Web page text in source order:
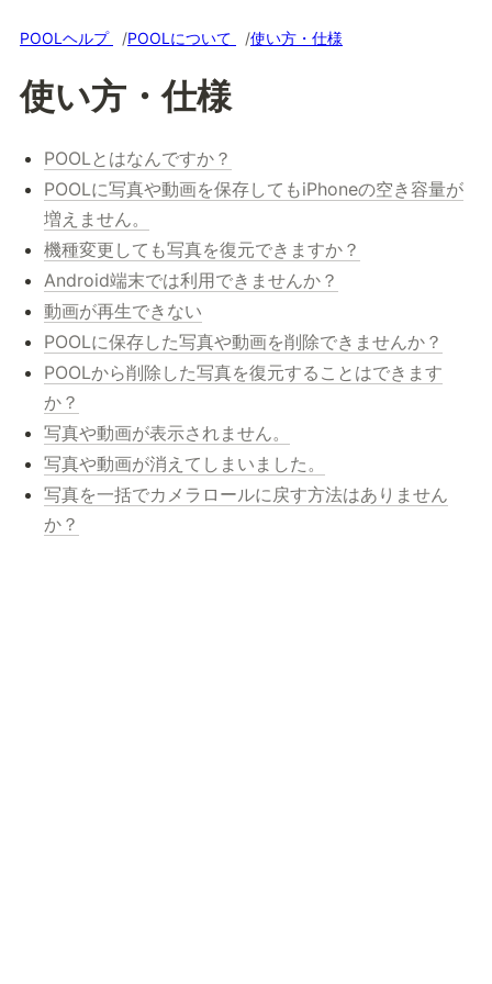
POOLヘルプ POOLについて 使い方・仕様
使い方・仕様
POOLとはなんですか？
POOLに写真や動画を保存してもiPhoneの空き容量が
増えません。
機種変更しても写真を復元できますか？
Android端末では利用できませんか？
動画が再生できない
POOLに保存した写真や動画を削除できませんか？
POOLから削除した写真を復元することはできます
か？
写真や動画が表示されません。
写真や動画が消えてしまいました。
写真を一括でカメラロールに戻す方法はありません
か？